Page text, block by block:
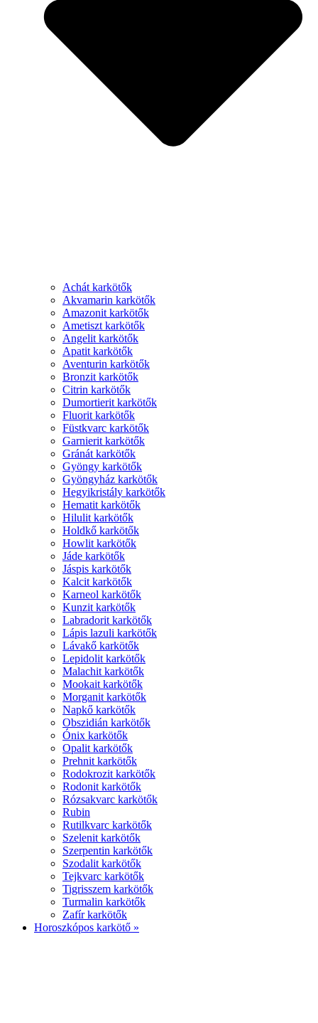
Achát karkötők
Akvamarin karkötők
Amazonit karkötők
Ametiszt karkötők
Angelit karkötők
Apatit karkötők
Aventurin karkötők
Bronzit karkötők
Citrin karkötők
Dumortierit karkötők
Fluorit karkötők
Füstkvarc karkötők
Garnierit karkötők
Gránát karkötők
Gyöngy karkötők
Gyöngyház karkötők
Hegyikristály karkötők
Hematit karkötők
Hilulit karkötők
Holdkő karkötők
Howlit karkötők
Jáde karkötők
Jáspis karkötők
Kalcit karkötők
Karneol karkötők
Kunzit karkötők
Labradorit karkötők
Lápis lazuli karkötők
Lávakő karkötők
Lepidolit karkötők
Malachit karkötők
Mookait karkötők
Morganit karkötők
Napkő karkötők
Obszidián karkötők
Ónix karkötők
Opalit karkötők
Prehnit karkötők
Rodokrozit karkötők
Rodonit karkötők
Rózsakvarc karkötők
Rubin
Rutilkvarc karkötők
Szelenit karkötők
Szerpentin karkötők
Szodalit karkötők
Tejkvarc karkötők
Tigrisszem karkötők
Turmalin karkötők
Zafír karkötők
Horoszkópos karkötő »